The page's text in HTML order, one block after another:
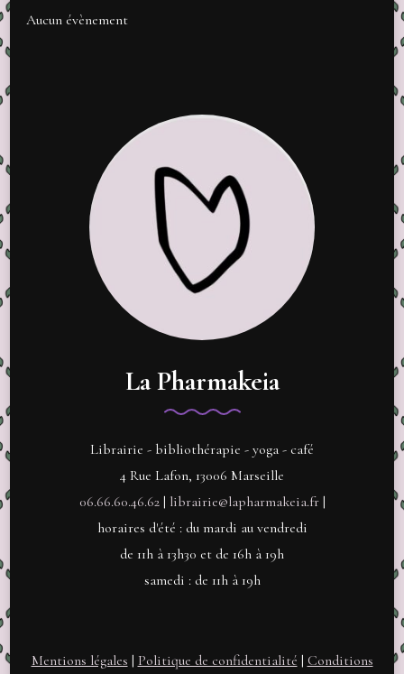
Aucun évènement
La Pharmakeia
Librairie - bibliothérapie - yoga - café
4 Rue Lafon, 13006 Marseille
06.66.60.46.62| librairie@lapharmakeia.fr|
horaires d'été : du mardi au vendredi
de 11h à 13h30 et de 16h à 19h
samedi : de 11h à 19h
Mentions légales | Politique de confidentialité | Conditions